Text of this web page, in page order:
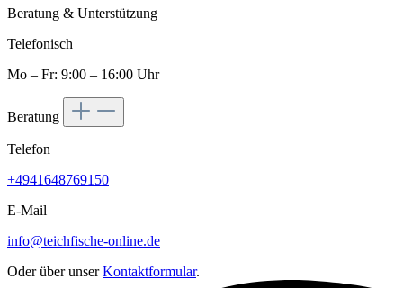
Beratung & Unterstützung
Telefonisch
Mo – Fr: 9:00 – 16:00 Uhr
Beratung
Telefon
+4941648769150
E-Mail
info@teichfische-online.de
Oder über unserKontaktformular.